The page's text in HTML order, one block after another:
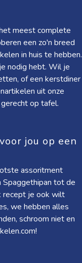
meest complete
een zo'n breed
in huis te hebben.
nodig hebt. Wil je
of een kerstdiner
uit onze
op tafel.
jou op een
assoritment
Spaggethipan tot de
recept je ook wilt
we hebben alles
schroom niet en